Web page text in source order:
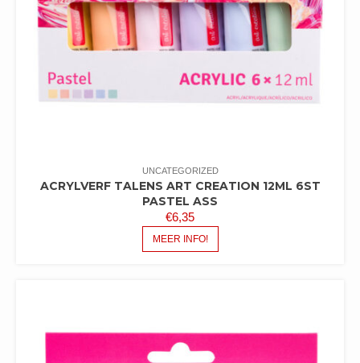
UNCATEGORIZED
ACRYLVERF TALENS ART CREATION 12ML 6ST
PASTEL ASS
€6,35
MEER INFO!